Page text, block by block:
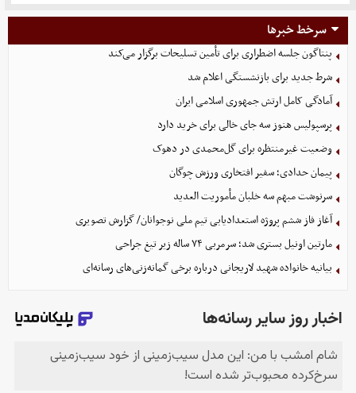
سرخط خبرها
پنتاگون جلسه اضطراری برای تأمین تسلیحات برگزار می‌کند
شرط جدید برای بازنشستگی اعلام شد
آمادگی کامل ارتش جمهوری اسلامی ایران
پرسپولیس هنوز سه جای خالی برای خرید دارد
وضعیت غیرمنتظره برای گل‌محمدی در دهوک
پیمان حدادی؛ سفیر افتخاری ورزش چوگان
سرنوشت مبهم سه خلبان مأموریت العدید
آغاز فاز ششم پروژه استعدادیابی تیم ملی نوجوانان/ گزارش تصویری
مارتین اونیل بستری شد؛ سرمربی ۷۴ ساله زیر تیغ جراحی
بیانیه خانواده شهید لاریجانی درباره برخی گمانه‌زنی‌های رسانه‌ای